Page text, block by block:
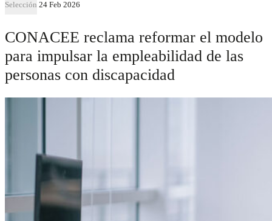
Selección 24 Feb 2026
CONACEE reclama reformar el modelo
para impulsar la empleabilidad de las
personas con discapacidad